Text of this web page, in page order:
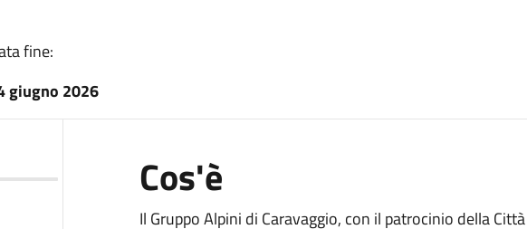
fine:
giugno 2026
Cos'è
Il Gruppo Alpini di Caravaggio, con il patrocinio della